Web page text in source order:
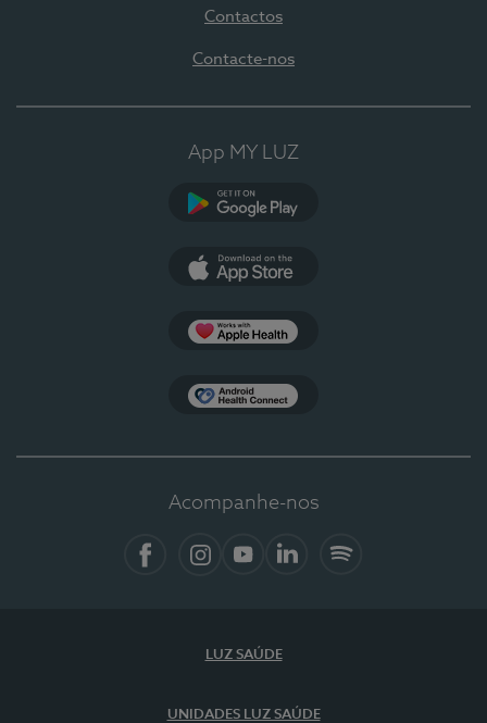
Contactos
Contacte-nos
App MY LUZ
Acompanhe-nos
LUZ SAÚDE
UNIDADES LUZ SAÚDE